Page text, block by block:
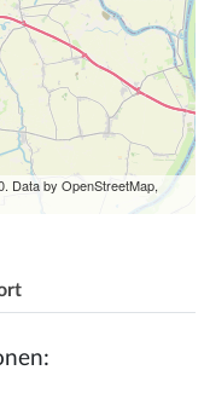
Data by OpenStreetMap,